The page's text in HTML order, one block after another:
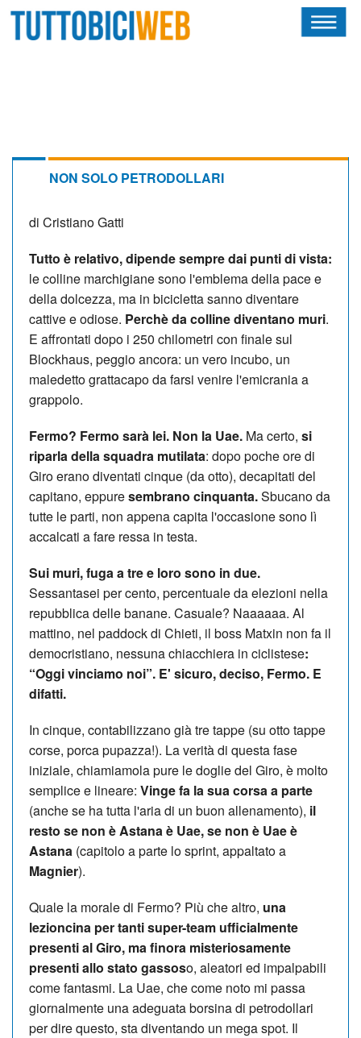
ALBI D'ORO
NEWSLETTER
NON SOLO PETRODOLLARI
di Cristiano Gatti
Tutto è relativo, dipende sempre dai punti di vista:
le colline marchigiane sono l'emblema della pace e
della dolcezza, ma in bicicletta sanno diventare
cattive e odiose. Perchè da colline diventano muri.
E affrontati dopo i 250 chilometri con finale sul
Blockhaus, peggio ancora: un vero incubo, un
maledetto grattacapo da farsi venire l'emicrania a
grappolo.
Fermo? Fermo sarà lei. Non la Uae. Ma certo, si
riparla della squadra mutilata: dopo poche ore di
Giro erano diventati cinque (da otto), decapitati del
capitano, eppuresembrano cinquanta.Sbucano da
tutte le parti, non appena capita l'occasione sono lì
accalcati a fare ressa in testa.
Sui muri, fuga a tre e loro sono in due.
Sessantasei per cento, percentuale da elezioni nella
repubblica delle banane. Casuale? Naaaaaa. Al
mattino, nel paddock di Chieti, il boss Matxin non fa il
democristiano, nessuna chiacchiera in ciclistese:
“Oggi vinciamo noi”. E' sicuro, deciso, Fermo. E
difatti.
In cinque, contabilizzano già tre tappe (su otto tappe
corse, porca pupazza!). La verità di questa fase
iniziale, chiamiamola pure le doglie del Giro, è molto
semplice e lineare: Vinge fa la sua corsa a parte
(anche se ha tutta l'aria di un buon allenamento), il
resto se non è Astana è Uae, se non è Uae è
Astana (capitolo a parte lo sprint, appaltato a
Magnier).
Quale la morale di Fermo? Più che altro, una
lezioncina per tanti super-team ufficialmente
presenti al Giro, ma finora misteriosamente
presenti allo stato gassoso, aleatori ed impalpabili
come fantasmi. La Uae, che come noto mi passa
giornalmente una adeguata borsina di petrodollari
per dire questo, sta diventando un mega spot. Il